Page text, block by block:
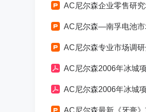
AC尼尔森企业零售研究
AC尼尔森—南孚电池市
AC尼尔森专业市场调
AC尼尔森2006年冰城
AC尼尔森2006年冰城
AC尼尔森最新《牙膏